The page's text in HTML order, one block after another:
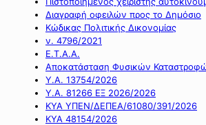
Διαγραφή οφειλών προς το Δημόσιο
Κώδικας Πολιτικής Δικονομίας
ν. 4796/2021
Ε.Τ.Α.Α.
Αποκατάσταση Φυσικών
Υ.Α. 13754/2026
Υ.Α. 81266 ΕΞ 2026/2026
ΚΥΑ ΥΠΕΝ/ΔΕΠΕΑ/61080/391/2026
ΚΥΑ 48154/2026